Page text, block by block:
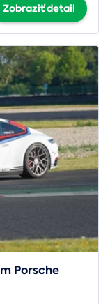
Zobraziť detail
Porsche